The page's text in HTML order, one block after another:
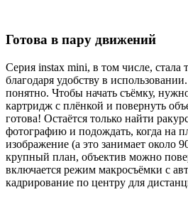
Готова в пару движений
Серия instax mini, в том числе, стала
благодаря удобству в
понятно. Чтобы начать съёмку,
картридж с плёнкой и повернуть
готова! Остаётся только найти
фотографию и подождать, когда на
изображение (а это занимает около
крупный план, объектив можно
включается режим макросъёмки с
кадрирование по центру для